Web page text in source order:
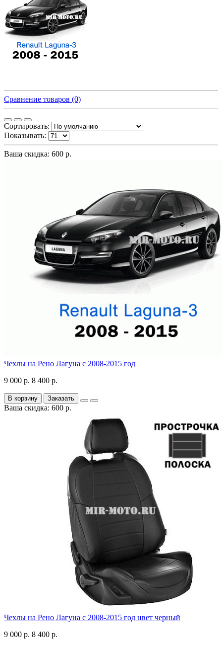
Сравнение товаров (0)
Сортировать:
Показывать:
Ваша скидка: 600 р.
Чехлы на Рено Лагуна с 2008-2015 год
9 000 р. 8 400 р.
В корзину Заказать
Ваша скидка: 600 р.
Чехлы на Рено Лагуна с 2008-2015 год цвет черный
9 000 р. 8 400 р.